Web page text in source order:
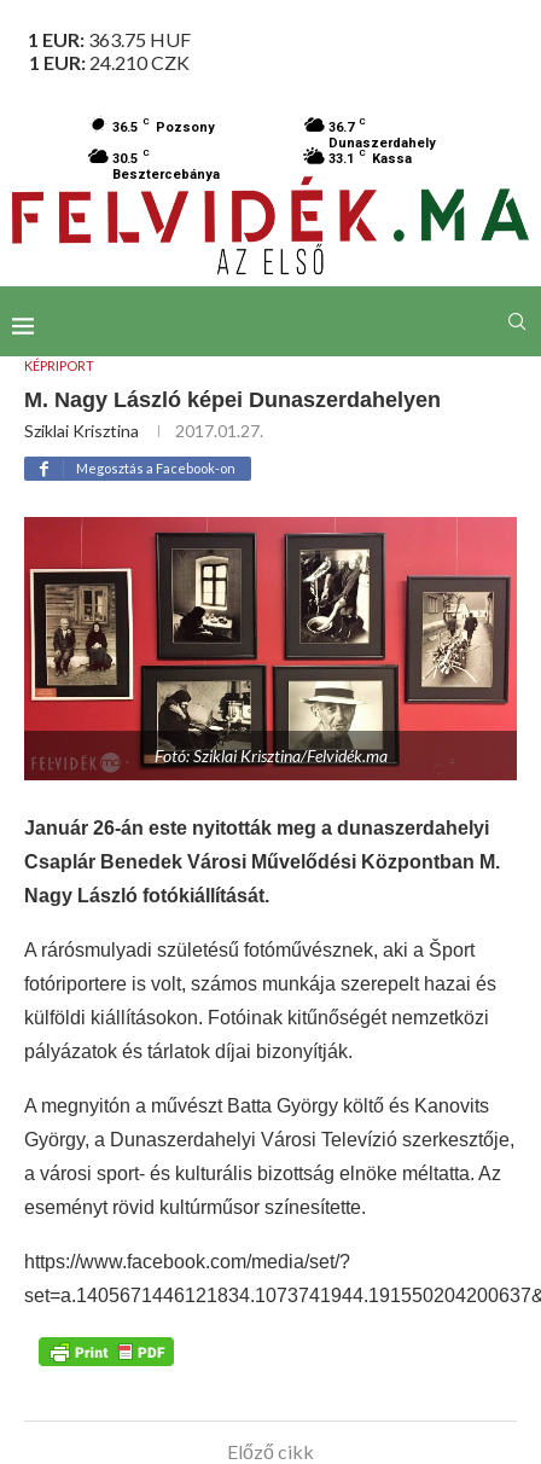
1 EUR: 363.75 HUF
1 EUR: 24.210CZK
36.5 C Pozsony 36.7 C
Dunaszerdahely
30.5 C
Besztercebánya
33.1 C Kassa
KÉPRIPORT
M. Nagy László képei Dunaszerdahelyen
Sziklai Krisztina 2017.01.27.
Megosztás a Facebook-on
Fotó: Sziklai Krisztina/Felvidék.ma
Január 26-án este nyitották meg a dunaszerdahelyi
Csaplár Benedek Városi Művelődési Központban M.
Nagy László fotókiállítását.
A rárósmulyadi születésű fotóművésznek, aki a Šport
fotóriportere is volt, számos munkája szerepelt hazai és
külföldi kiállításokon. Fotóinak kitűnőségét nemzetközi
pályázatok és tárlatok díjai bizonyítják.
A megnyitón a művészt Batta György költő és Kanovits
György, a Dunaszerdahelyi Városi Televízió szerkesztője,
a városi sport- és kulturális bizottság elnöke méltatta. Az
eseményt rövid kultúrműsor színesítette.
https://www.facebook.com/media/set/?
Előző cikk